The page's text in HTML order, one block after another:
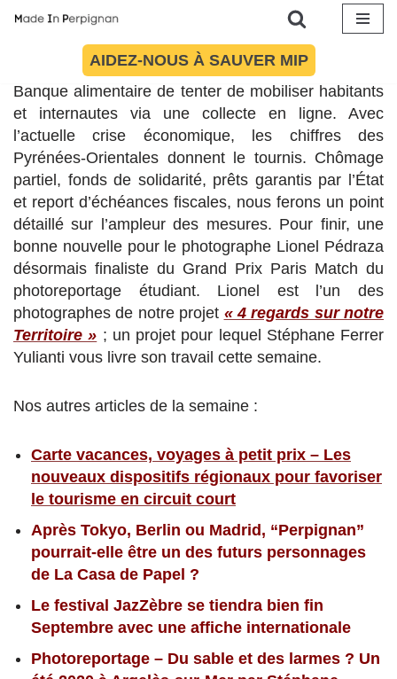
contenu
AIDEZ-NOUS À SAUVER MIP
Article mis à jour le 26 juin 2020 à 21:03
Après le Secours Populaire, c’est au tour de la
Banque alimentaire de tenter de mobiliser habitants
et internautes via une collecte en ligne. Avec
l’actuelle crise économique, les chiffres des
Pyrénées-Orientales donnent le tournis. Chômage
partiel, fonds de solidarité, prêts garantis par l’État
et report d’échéances fiscales, nous ferons un point
détaillé sur l’ampleur des mesures. Pour finir, une
bonne nouvelle pour le photographe Lionel Pédraza
désormais finaliste du Grand Prix Paris Match du
photoreportage étudiant. Lionel est l’un des
photographes de notre projet « 4 regards sur notre
Territoire » ; un projet pour lequel Stéphane Ferrer
Yulianti vous livre son travail cette semaine.
Nos autres articles de la semaine :
Carte vacances, voyages à petit prix – Les
nouveaux dispositifs régionaux pour favoriser
le tourisme en circuit court
Après Tokyo, Berlin ou Madrid, “Perpignan”
pourrait-elle être un des futurs personnages
de La Casa de Papel ?
Le festival JazZèbre se tiendra bien fin
Septembre avec une affiche internationale
Photoreportage – Du sable et des larmes ? Un